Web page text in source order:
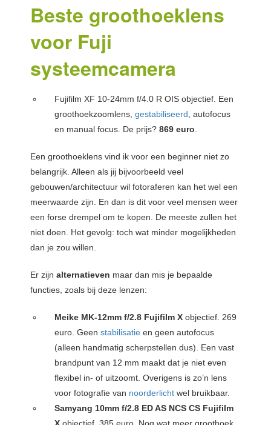
Beste groothoeklens
voor Fuji
systeemcamera
Fujifilm XF 10-24mm f/4.0 R OIS objectief. Een
groothoekzoomlens,gestabiliseerd , autofocus
en manual focus. De prijs?869 euro
Een groothoeklens vind ik voor een beginner niet zo
belangrijk. Alleen als jij bijvoorbeeld veel
gebouwen/architectuur wil fotoraferen kan het wel een
meerwaarde zijn. En dan is dit voor veel mensen weer
een forse drempel om te kopen. De meeste zullen het
niet doen. Het gevolg: toch wat minder mogelijkheden
dan je zou willen.
Er zijn alternatieven maar dan mis je bepaalde
functies, zoals bij deze lenzen:
Meike MK-12mm f/2.8 Fujifilm X objectief. 269
euro. Geen stabilisatie en geen autofocus
(alleen handmatig scherpstellen dus). Een vast
brandpunt van 12 mm maakt dat je niet even
flexibel in- of uitzoomt. Overigens is zo’n lens
voor fotografie van noorderlicht wel bruikbaar.
Samyang 10mm f/2.8 ED AS NCS CS Fujifilm